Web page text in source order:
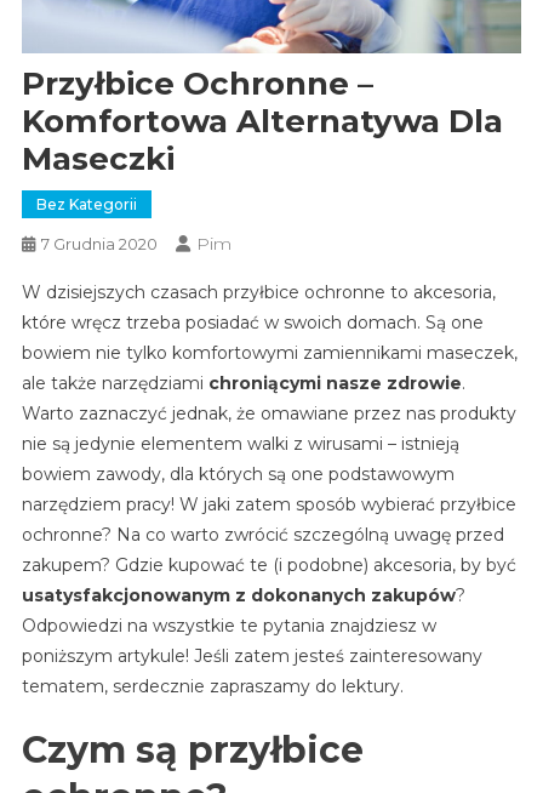
Przyłbice Ochronne –
Komfortowa Alternatywa Dla
Maseczki
Bez Kategorii
7 Grudnia 2020 Pim
W dzisiejszych czasach przyłbice ochronne to akcesoria,
które wręcz trzeba posiadać w swoich domach. Są one
bowiem nie tylko komfortowymi zamiennikami maseczek,
ale także narzędziami chroniącymi nasze zdrowie.
Warto zaznaczyć jednak, że omawiane przez nas produkty
nie są jedynie elementem walki z wirusami – istnieją
bowiem zawody, dla których są one podstawowym
narzędziem pracy! W jaki zatem sposób wybierać przyłbice
ochronne? Na co warto zwrócić szczególną uwagę przed
zakupem? Gdzie kupować te (i podobne) akcesoria, by być
usatysfakcjonowanym z dokonanych zakupów?
Odpowiedzi na wszystkie te pytania znajdziesz w
poniższym artykule! Jeśli zatem jesteś zainteresowany
tematem, serdecznie zapraszamy do lektury.
Czym są przyłbice